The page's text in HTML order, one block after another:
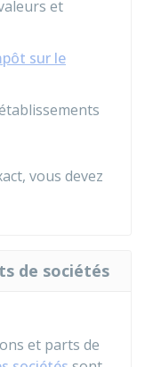
et
sur le
vous devez
de sociétés
et parts de